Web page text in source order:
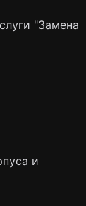
"Замена
и